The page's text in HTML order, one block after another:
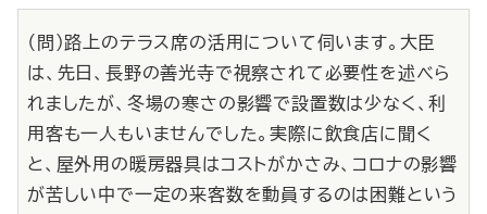
（問）路上のテラス席の活用について伺います。大臣
は、先日、長野の善光寺で視察されて必要性を述べら
れましたが、冬場の寒さの影響で設置数は少なく、利
用客も一人もいませんでした。実際に飲食店に聞く
と、屋外用の暖房器具はコストがかさみ、コロナの影響
が苦しい中で一定の来客数を動員するのは困難という